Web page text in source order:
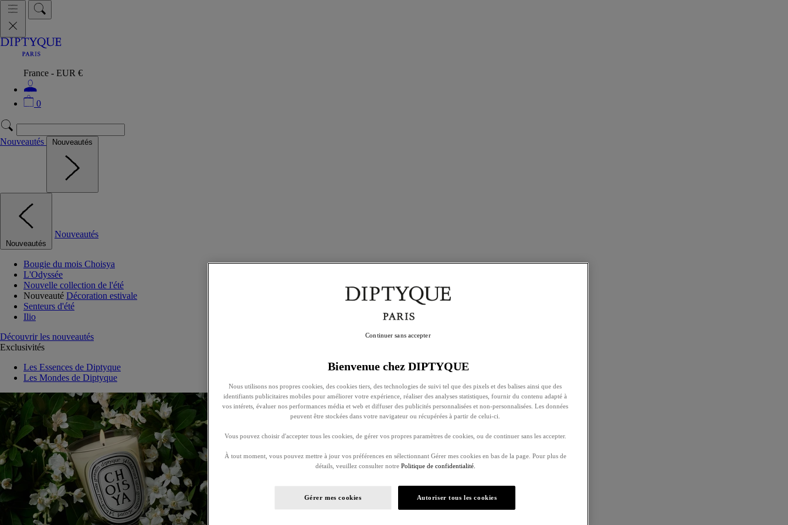
France - EUR €
0
Nouveautés Nouveautés
Nouveautés
Nouveautés
Bougie du mois Choisya
L'Odyssée
Nouvelle collection de l'été
Nouveauté Décoration estivale
Senteurs d'été
Ilio
Découvrir les nouveautés
Exclusivités
Les Essences de Diptyque
Les Mondes de Diptyque
Bienvenue chez DIPTYQUE
Nous utilisons nos propres cookies, des cookies tiers, des technologies de suivi tel que des pixels et des balises ainsi que des
identifiants publicitaires mobiles pour améliorer votre expérience, réaliser des analyses statistiques, fournir du contenu adapté à
vos intérets, évaluer nos performances média et web et diffuser des publicités personnalisées et non-personnalisées. Les données
peuvent être stockées dans votre navigateur ou récupérées à partir de celui-ci.
Vous pouvez choisir d'accepter tous les cookies, de gérer vos propres paramètres de cookies, ou de continuer sans les accepter.
À tout moment, vous pouvez mettre à jour vos préférences en sélectionnant Gérer mes cookies en bas de la page. Pour plus de
détails, veuillez consulter notre Politique de confidentialité.
Gérer mes cookies Autoriser tous les cookies
Continuer sans accepter